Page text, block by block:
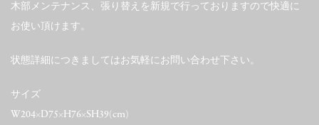
木部メンテナンス、張り替えを新規で行っておりますので快適に
お使い頂けます。
状態詳細につきましてはお気軽にお問い合わせ下さい。
サイズ
W204×D75×H76×SH39(cm)